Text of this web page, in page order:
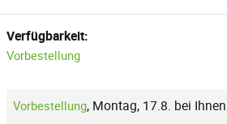
Verfügbarkeit:
Vorbestellung
Vorbestellung, Montag, 17.8. bei